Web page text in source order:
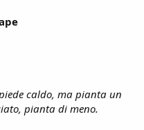
caldo, ma pianta un
pianta di meno.